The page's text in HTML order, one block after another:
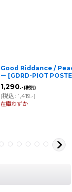
Good Riddance /
ー [GDRD-PIOT
1,290.-(税別)
(税込: 1,419 .-)
在庫わずか